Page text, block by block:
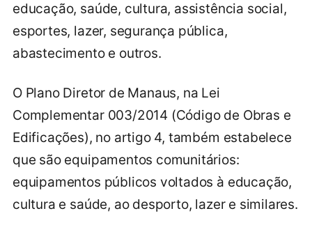
educação, saúde, cultura, assistência social,
esportes, lazer, segurança pública,
abastecimento e outros.
O Plano Diretor de Manaus, na Lei
Complementar 003/2014 (Código de Obras e
Edificações), no artigo 4, também estabelece
que são equipamentos comunitários:
equipamentos públicos voltados à educação,
cultura e saúde, ao desporto, lazer e similares.